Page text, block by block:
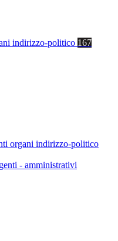
indirizzo-politico 167
organi indirizzo-politico
- amministrativi